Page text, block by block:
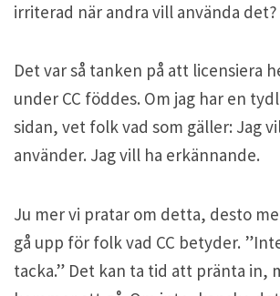
irriterad när andra vill använda det?
Det var så tanken på att licensiera
under CC föddes. Om jag har en
sidan, vet folk vad som gäller: Jag
använder. Jag vill ha erkännande.
Ju mer vi pratar om detta, desto
gå upp för folk vad CC betyder.
tacka.” Det kan ta tid att pränta in,